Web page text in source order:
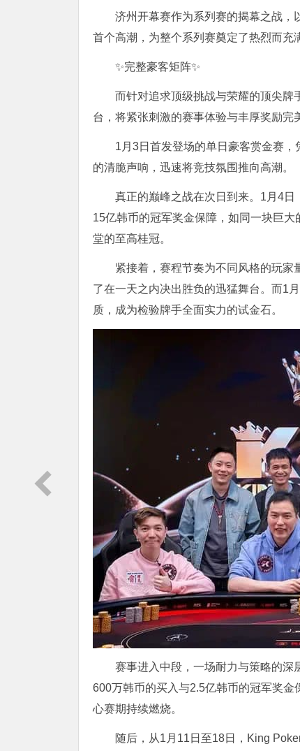
济州开幕赛作为系列赛的揭幕之战，
首个高潮，为整个系列赛奠定了热烈而充
✨完整豪客矩阵✨
而针对追求顶级挑战与荣耀的顶尖牌
台，将紧张刺激的赛事体验与丰厚奖励完
1月3日首发登场的单日豪客赏金赛
的清脆声响，迅速将竞技氛围推向高潮。
真正的巅峰之战在次日到来。1月4
15亿韩币的冠军奖金保障，如同一块巨
堂的至高桂冠。
紧接着，赛程节奏为不同风格的玩
了在一天之内决出胜负的迅猛舞台。而1
质，成为检验牌手全面实力的试金石。
赛事进入中段，一场耐力与策略的深
600万韩币的买入与2.5亿韩币的冠军奖
心赛期持续燃烧。
随后，从1月11日至18日，King